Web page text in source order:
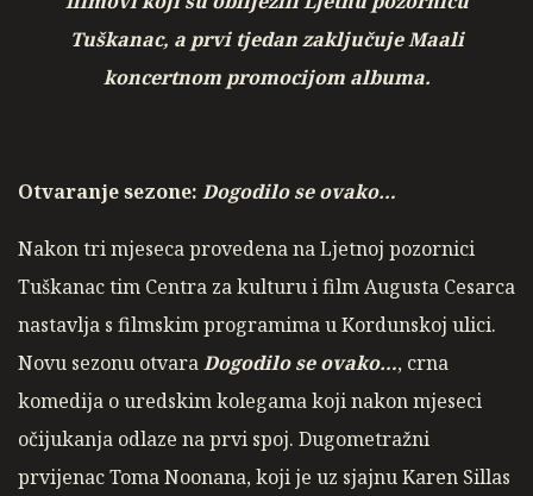
Tuškanac, a prvi tjedan zaključuje Maali
koncertnom promocijom albuma.
Otvaranje sezone: Dogodilo se ovako…
Nakon tri mjeseca provedena na Ljetnoj pozornici
Tuškanac tim Centra za kulturu i film Augusta Cesarca
nastavlja s filmskim programima u Kordunskoj ulici.
Novu sezonu otvaraDogodilo se ovako…, crna
komedija o uredskim kolegama koji nakon mjeseci
očijukanja odlaze na prvi spoj. Dugometražni
prvijenac Toma Noonana, koji je uz sjajnu Karen Sillas